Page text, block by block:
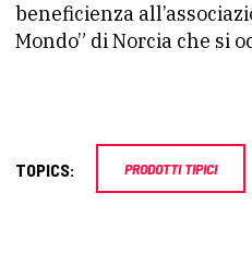
beneficienza
Mondo” di Norcia che si
TOPICS: PRODOTTI TIPICI